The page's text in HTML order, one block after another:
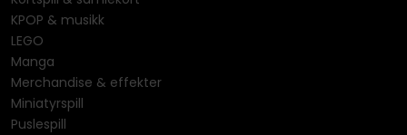
KPOP & musikk
LEGO
Manga
Merchandise & effekter
Miniatyrspill
Puslespill